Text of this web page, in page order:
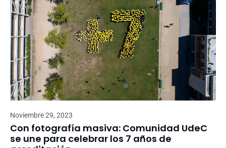
Noviembre 29, 2023
Con fotografía masiva: Comunidad UdeC
se une para celebrar los 7 años de